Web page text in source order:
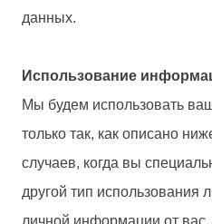
данных.
Использование
Мы будем использовать
только так, как описано
случаев, когда вы
другой тип использования